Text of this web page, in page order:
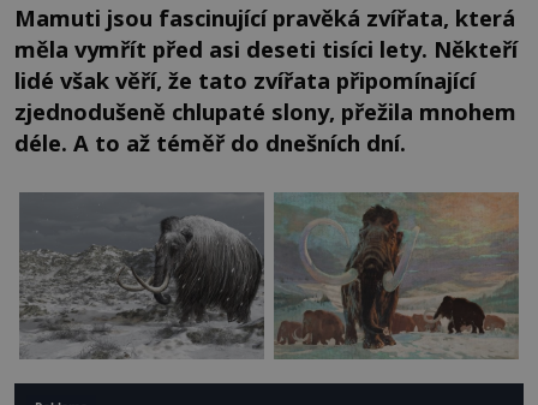
Mamuti jsou fascinující pravěká zvířata, která
měla vymřít před asi deseti tisíci lety. Někteří
lidé však věří, že tato zvířata připomínající
zjednodušeně chlupaté slony, přežila mnohem
déle. A to až téměř do dnešních dní.